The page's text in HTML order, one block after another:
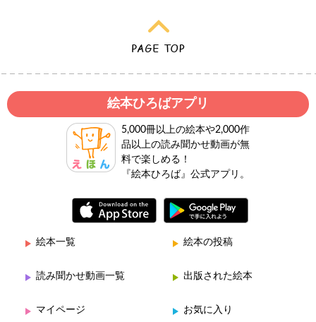
絵本ひろばアプリ
5,000冊以上の絵本や2,000作
品以上の読み聞かせ動画が無
料で楽しめる！
『絵本ひろば』公式アプリ。
絵本一覧 絵本の投稿
読み聞かせ動画一覧 出版された絵本
マイページ お気に入り